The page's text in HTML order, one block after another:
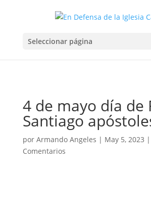
Seleccionar página
4 de mayo día de
Santiago
por Armando Angeles | May 5, 2023 |
Comentarios